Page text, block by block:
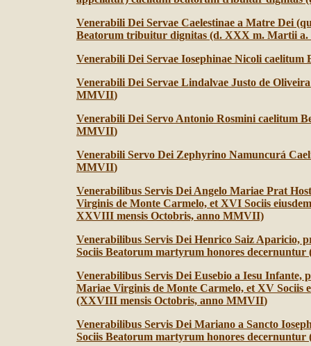
Venerabili Dei Servae Caelestinae a Matre Dei
Beatorum tribuitur dignitas (d. XXX m. Martii
Venerabili Dei Servae Iosephinae Nicoli
Venerabili Dei Servae Lindalvae Justo de
MMVII)
Venerabili Dei Servo Antonio Rosmini caelitum
MMVII)
Venerabili Servo Dei Zephyrino Namuncurá
MMVII)
Venerabilibus Servis Dei Angelo Mariae Prat
Virginis de Monte Carmelo, et XVI Sociis
XXVIII mensis Octobris, anno MMVII)
Venerabilibus Servis Dei Henrico Saiz Aparicio,
Sociis Beatorum martyrum honores
Venerabilibus Servis Dei Eusebio a Iesu Infante,
Mariae Virginis de Monte Carmelo, et XV
(XXVIII mensis Octobris, anno MMVII)
Venerabilibus Servis Dei Mariano a Sancto
Sociis Beatorum martyrum honores